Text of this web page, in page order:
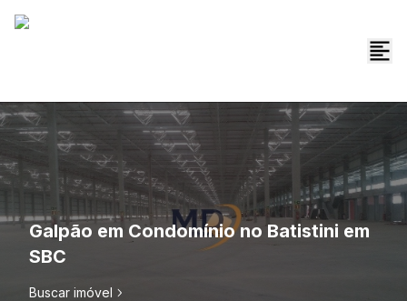
Galpão em Condomínio no Batistini em
SBC
Buscar imóvel